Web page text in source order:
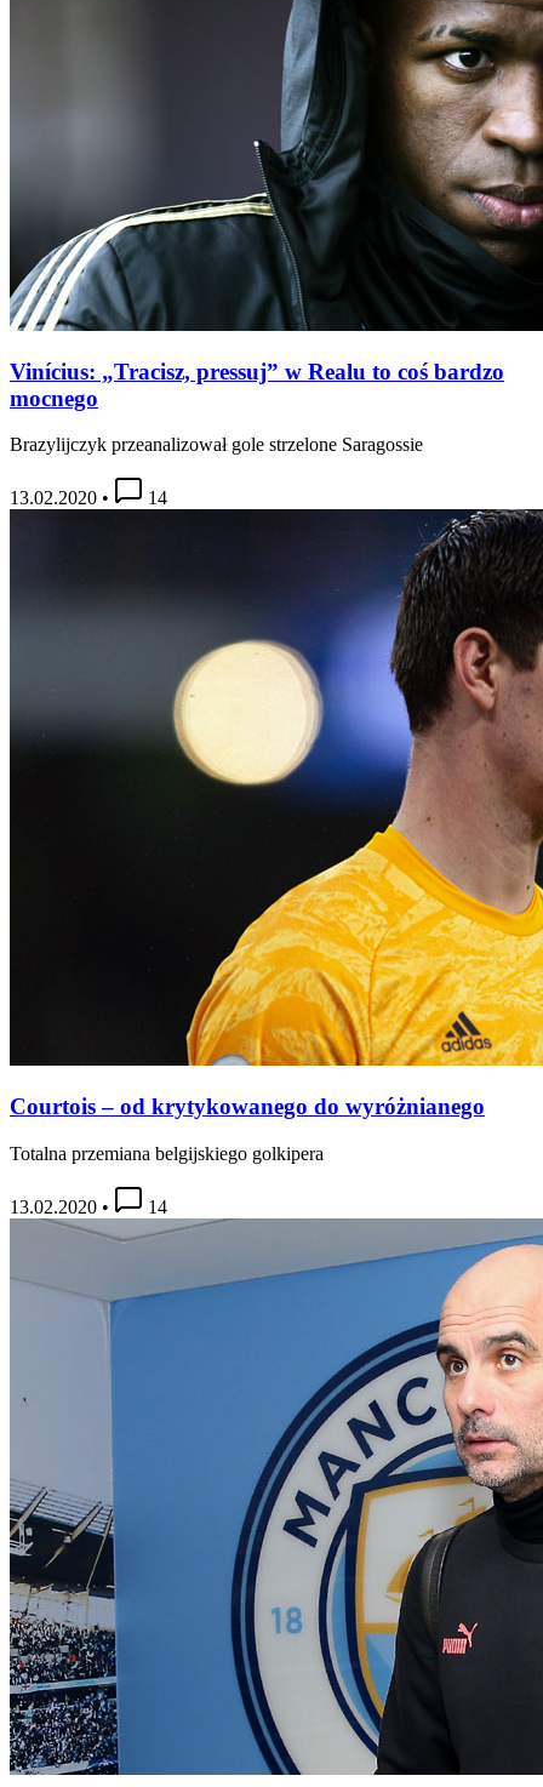
Vinícius: „Tracisz, pressuj” w Realu to coś bardzo
mocnego
Brazylijczyk przeanalizował gole strzelone Saragossie
13.02.2020 • 14
Courtois – od krytykowanego do wyróżnianego
Totalna przemiana belgijskiego golkipera
13.02.2020 • 14